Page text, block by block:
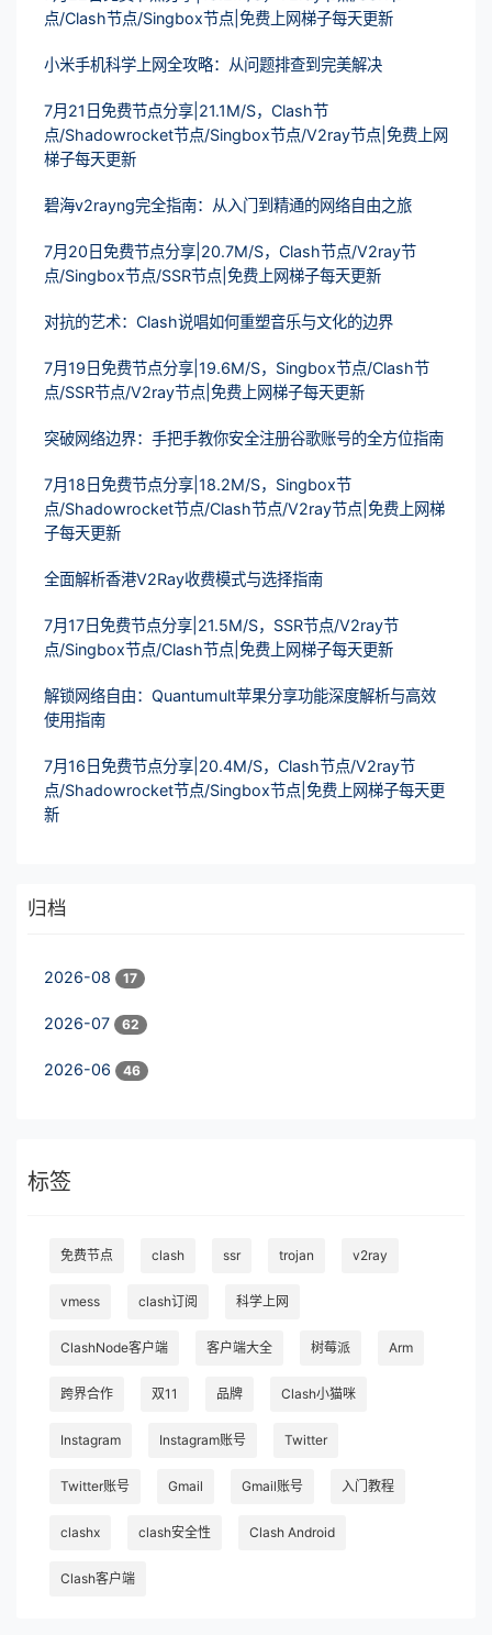
点/Clash节点/Singbox节点|免费上网梯子每天更新
小米手机科学上网全攻略：从问题排查到完美解决
7月21日免费节点分享|21.1M/S，Clash节
点/Shadowrocket节点/Singbox节点/V2ray节点|免费上网
梯子每天更新
碧海v2rayng完全指南：从入门到精通的网络自由之旅
7月20日免费节点分享|20.7M/S，Clash节点/V2ray节
点/Singbox节点/SSR节点|免费上网梯子每天更新
对抗的艺术：Clash说唱如何重塑音乐与文化的边界
7月19日免费节点分享|19.6M/S，Singbox节点/Clash节
点/SSR节点/V2ray节点|免费上网梯子每天更新
突破网络边界：手把手教你安全注册谷歌账号的全方位指南
7月18日免费节点分享|18.2M/S，Singbox节
点/Shadowrocket节点/Clash节点/V2ray节点|免费上网梯
子每天更新
全面解析香港V2Ray收费模式与选择指南
7月17日免费节点分享|21.5M/S，SSR节点/V2ray节
点/Singbox节点/Clash节点|免费上网梯子每天更新
解锁网络自由：Quantumult苹果分享功能深度解析与高效
使用指南
7月16日免费节点分享|20.4M/S，Clash节点/V2ray节
点/Shadowrocket节点/Singbox节点|免费上网梯子每天更
新
归档
2026-08 17
2026-07 62
2026-06 46
标签
免费节点 clash ssr trojan v2ray
vmess clash订阅 科学上网
ClashNode客户端 客户端大全 树莓派 Arm
跨界合作 双11 品牌 Clash小猫咪
Instagram Instagram账号 Twitter
Twitter账号 Gmail Gmail账号 入门教程
clashx clash安全性 Clash Android
Clash客户端